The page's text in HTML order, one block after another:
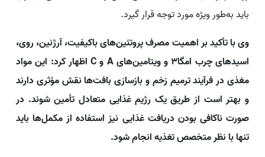
باید به‌طور ویژه مورد توجه قرار گیرد.
وی با تأکید بر اهمیت مصرف پروتئین‌های باکیفیت، آرژنین، روی،
اسیدهای چرب امگا۳ و ویتامین‌های A و C اظهار کرد: این مواد
مغذی در فرآیند ترمیم زخم و بازسازی بافت‌ها نقش مؤثری دارند
و بهتر است از طریق یک رژیم غذایی متعادل تأمین شوند. در
صورت ناکافی بودن دریافت غذایی نیز استفاده از مکمل‌ها باید
تنها با نظر متخصص تغذیه انجام شود.